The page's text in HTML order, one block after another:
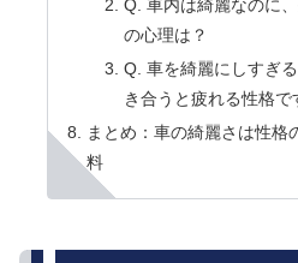
Q. 車内は綺麗なのに
の心理は？
Q. 車を綺麗にしすぎ
き合うと疲れる性格で
まとめ：車の綺麗さは性格
料